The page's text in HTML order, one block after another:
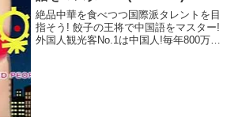
絶品中華を食べつつ国際派タレントを目
指そう! 餃子の王将で中国語をマスター!
外国人観光客No.1は中国人!毎年800万人